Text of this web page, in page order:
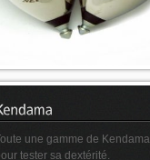
Toupies acrobatiques
une gamme de Kendama
tester sa dextérité.